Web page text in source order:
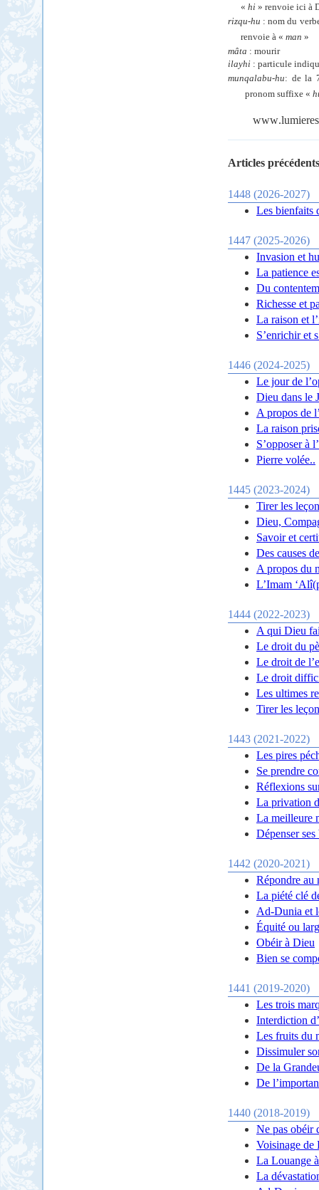
« hi » renvoie ici à
rizqu-hu : nom du
renvoie à « man »
mâta : mourir
ilayhi : particule
munqalabu-hu: de la
pronom suffixe «
www.lumieres
Articles
1448 (2026-2027)
Les bienfaits
1447 (2025-2026)
Invasion et
La patience
Du
Richesse et
La raison et
S’enrichir et
1446 (2024-2025)
Le jour de
Dieu dans le
A propos de
La raison
S’opposer à
Pierre volée..
1445 (2023-2024)
Tirer les
Dieu,
Savoir et
Des causes
A propos du
L’Imam
1444 (2022-2023)
A qui Dieu
Le droit du
Le droit de
Le droit
Les ultimes
Tirer les
1443 (2021-2022)
Les pires
Se prendre
Réflexions
La privation
La meilleure
Dépenser
1442 (2020-2021)
Répondre au
La piété clé
Ad-Dunia et
Équité ou
Obéir à Dieu
Bien se
1441 (2019-2020)
Les trois
Interdiction
Les fruits du
Dissimuler
De la
De
1440 (2018-2019)
Ne pas obéir
Voisinage de
La Louange
La